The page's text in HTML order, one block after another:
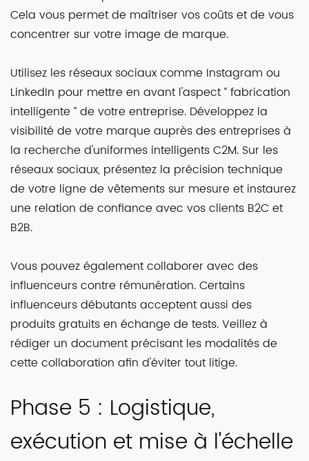
Cela vous permet de maîtriser vos coûts et de vous
concentrer sur votre image de marque.
Utilisez les réseaux sociaux comme Instagram ou
LinkedIn pour mettre en avant l'aspect “ fabrication
intelligente ” de votre entreprise. Développez la
visibilité de votre marque auprès des entreprises à
la recherche d'uniformes intelligents C2M. Sur les
réseaux sociaux, présentez la précision technique
de votre ligne de vêtements sur mesure et instaurez
une relation de confiance avec vos clients B2C et
B2B.
Vous pouvez également collaborer avec des
influenceurs contre rémunération. Certains
influenceurs débutants acceptent aussi des
produits gratuits en échange de tests. Veillez à
rédiger un document précisant les modalités de
cette collaboration afin d'éviter tout litige.
Phase 5 : Logistique,
exécution et mise à l'échelle